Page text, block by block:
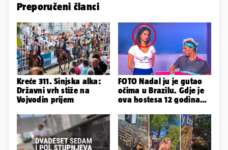
Preporučeni članci
Kreće 311. Sinjska alka:
Državni vrh stiže na
Vojvodin prijem
FOTO Nadal ju je gutao
očima u Brazilu. Gdje je
ova hostesa 12 godina